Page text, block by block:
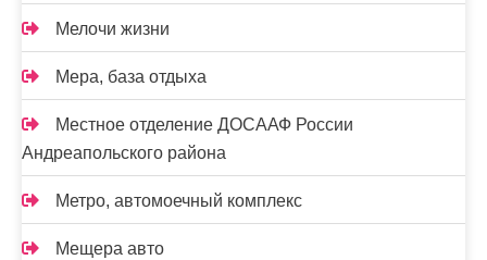
Мелочи жизни
Мера, база отдыха
Местное отделение ДОСААФ России
Андреапольского района
Метро, автомоечный комплекс
Мещера авто